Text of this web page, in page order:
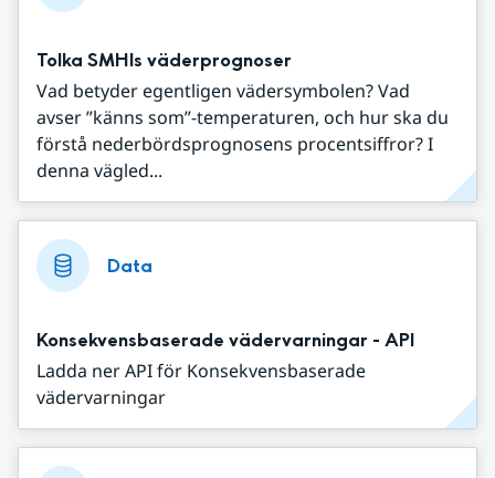
Tolka SMHIs väderprognoser
Vad betyder egentligen vädersymbolen? Vad
avser ”känns som”-temperaturen, och hur ska du
förstå nederbördsprognosens procentsiffror? I
denna vägled...
Data
Konsekvensbaserade vädervarningar - API
Ladda ner API för Konsekvensbaserade
vädervarningar